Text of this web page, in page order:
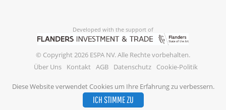
Diese Website verwendet Cookies um Ihre Erfahrung zu verbessern.
ICH STIMME ZU
Developed with the support of
© Copyright 2026 ESPA NV. Alle Rechte vorbehalten.
Über Uns
Kontakt AGB Datenschutz Cookie-Politik